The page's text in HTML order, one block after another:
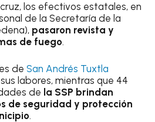
los efectivos estatales, en
de la Secretaría de la
pasaron revista y
de fuego.
deSan Andrés Tuxtla
labores, mientras que 44
de la SSP brindan
de seguridad y protección
.